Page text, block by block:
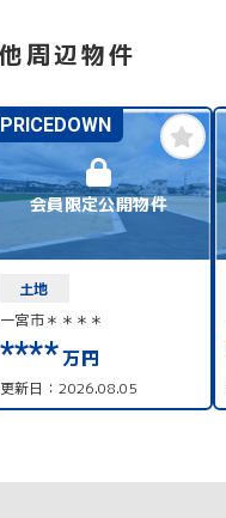
周辺物件
会員限定公開物件
PRICEDOWN
土地
一宮市＊＊＊＊
****万円
更新日：2026.08.05